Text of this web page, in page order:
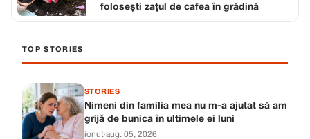
folosești zațul de cafea în grădină
TOP STORIES
STORIES
Nimeni din familia mea nu m-a ajutat să am
grijă de bunica în ultimele ei luni
ionut·aug. 05, 2026